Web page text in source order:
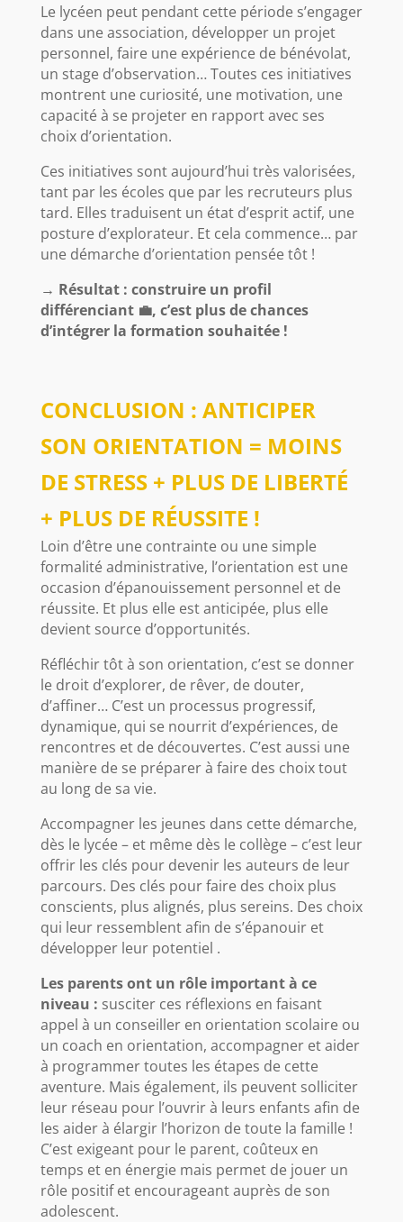
Le lycéen peut pendant cette période s’engager
dans une association, développer un projet
personnel, faire une expérience de bénévolat,
un stage d’observation… Toutes ces initiatives
montrent une curiosité, une motivation, une
capacité à se projeter en rapport avec ses
choix d’orientation.
Ces initiatives sont aujourd’hui très valorisées,
tant par les écoles que par les recruteurs plus
tard. Elles traduisent un état d’esprit actif, une
posture d’explorateur. Et cela commence… par
une démarche d’orientation pensée tôt !
→ Résultat : construire un profil
différenciant 💼, c’est plus de chances
d’intégrer la formation souhaitée !
CONCLUSION : ANTICIPER
SON ORIENTATION = MOINS
DE STRESS + PLUS DE LIBERTÉ
+ PLUS DE RÉUSSITE !
Loin d’être une contrainte ou une simple
formalité administrative, l’orientation est une
occasion d’épanouissement personnel et de
réussite. Et plus elle est anticipée, plus elle
devient source d’opportunités.
Réfléchir tôt à son orientation, c’est se donner
le droit d’explorer, de rêver, de douter,
d’affiner… C’est un processus progressif,
dynamique, qui se nourrit d’expériences, de
rencontres et de découvertes. C’est aussi une
manière de se préparer à faire des choix tout
au long de sa vie.
Accompagner les jeunes dans cette démarche,
dès le lycée – et même dès le collège – c’est leur
offrir les clés pour devenir les auteurs de leur
parcours. Des clés pour faire des choix plus
conscients, plus alignés, plus sereins. Des choix
qui leur ressemblent afin de s’épanouir et
développer leur potentiel .
Les parents ont un rôle important à ce
niveau : susciter ces réflexions en faisant
appel à un conseiller en orientation scolaire ou
un coach en orientation, accompagner et aider
à programmer toutes les étapes de cette
aventure. Mais également, ils peuvent solliciter
leur réseau pour l’ouvrir à leurs enfants afin de
les aider à élargir l’horizon de toute la famille !
C’est exigeant pour le parent, coûteux en
temps et en énergie mais permet de jouer un
rôle positif et encourageant auprès de son
adolescent.